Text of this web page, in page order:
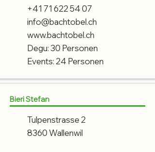
+41 71 622 54 07
info@bachtobel.ch
www.bachtobel.ch
Degu: 30 Personen
Events: 24 Personen
Bieri Stefan
Tulpenstrasse 2
8360 Wallenwil